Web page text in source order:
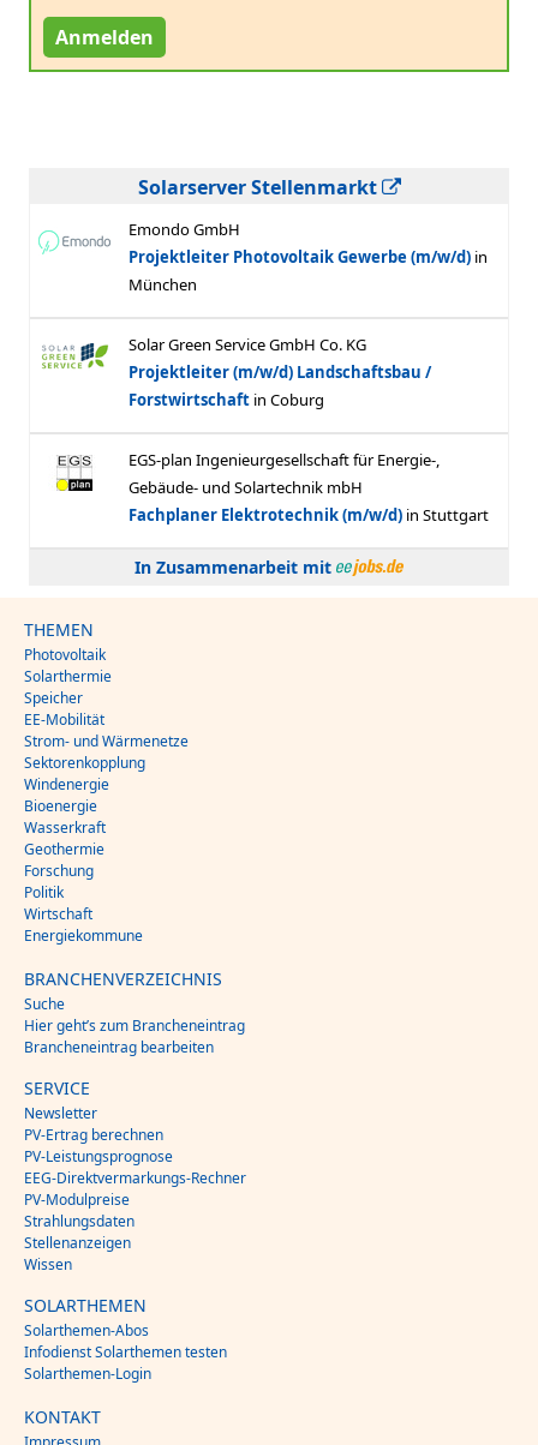
Anmelden
Solarserver Stellenmarkt
In Zusammenarbeit mit
THEMEN
Photovoltaik
Solarthermie
Speicher
EE-Mobilität
Strom- und Wärmenetze
Sektorenkopplung
Windenergie
Bioenergie
Wasserkraft
Geothermie
Forschung
Politik
Wirtschaft
Energiekommune
BRANCHENVERZEICHNIS
Suche
Hier geht’s zum Brancheneintrag
Brancheneintrag bearbeiten
SERVICE
Newsletter
PV-Ertrag berechnen
PV-Leistungsprognose
EEG-Direktvermarkungs-Rechner
PV-Modulpreise
Strahlungsdaten
Stellenanzeigen
Wissen
SOLARTHEMEN
Solarthemen-Abos
Infodienst Solarthemen testen
Solarthemen-Login
KONTAKT